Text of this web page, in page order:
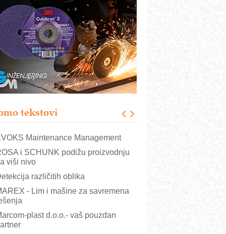
tekstovi
Trajna oznaka kao dugoročna korist
na prvom mestu!
BLUMENAUER - više od 40 godina
u industriji
RMQ-TITAN ADVANCED INDICATOR
Pametna signalizacija za efikasnije
mašinama
solarnim elektranama i vetroparkovima
Maintenance Management
i SCHUNK podižu proizvodnju
viši nivo
različitih oblika
- Lim i mašine za savremena
plast d.o.o.- vaš pouzdan